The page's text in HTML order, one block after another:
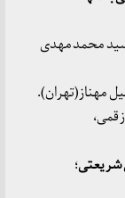
محمد مهدی
مهناز(تهران).
قمی،
شریعتی؛